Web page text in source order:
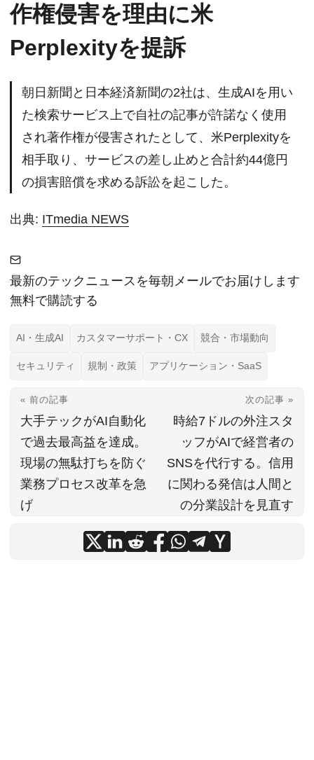
作権侵害を理由に米
Perplexityを提訴
朝日新聞と日本経済新聞の2社は、生成AIを用い
た検索サービス上で自社の記事が許諾なく使用
され著作権が侵害されたとして、米Perplexityを
相手取り、サービスの差し止めと合計約44億円
の損害賠償を求める訴訟を起こした。
出典: ITmedia NEWS
最新のテックニュースを毎朝メールでお届けします
無料で購読する
AI・生成AI カスタマーサポート・CX 競合・市場動向
セキュリティ 規制・政策 アプリケーション・SaaS
« 前の記事
大手テックがAI自動化
で過去最高益を達成。
現場の無駄打ちを防ぐ
業務プロセス改革を急
げ
次の記事 »
時給7ドルの外注スタ
ッフがAIで経営者の
SNSを代行する。信用
に関わる発信は人間と
の分業設計を見直す